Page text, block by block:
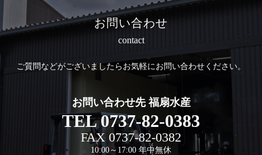
お問い合わせ
contact
ご質問などがございましたら お気軽にお問い合わせください。
お問い合わせ先 福扇水産
TEL0737-82-0383
FAX 0737-82-0382
10:00～17:00 年中無休